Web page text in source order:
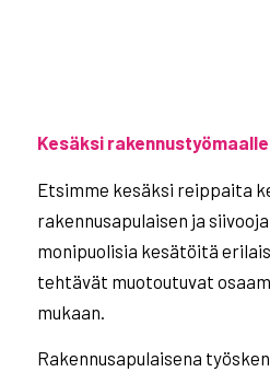
Kesäksi
Etsimme kesäksi reippaita
rakennusapulaisen ja
monipuolisia kesätöitä
tehtävät muotoutuvat
mukaan.
Rakennusapulaisena